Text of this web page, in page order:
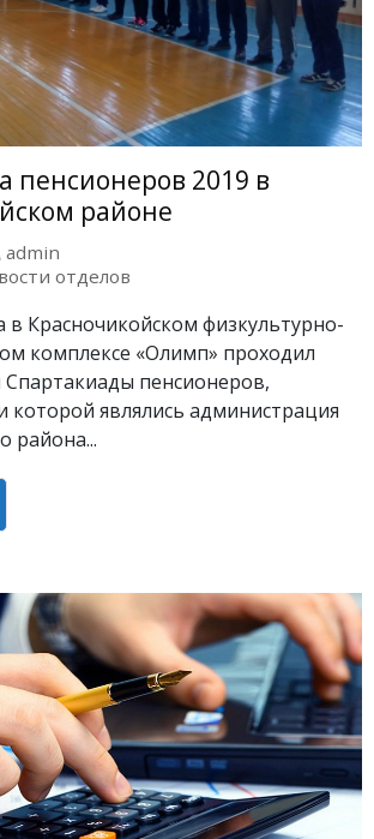
пенсионеров 2019 в
районе
admin
отделов
в Красночикойском физкультурно-
комплексе «Олимп» проходил
пенсионеров,
которой являлись администрация
района...